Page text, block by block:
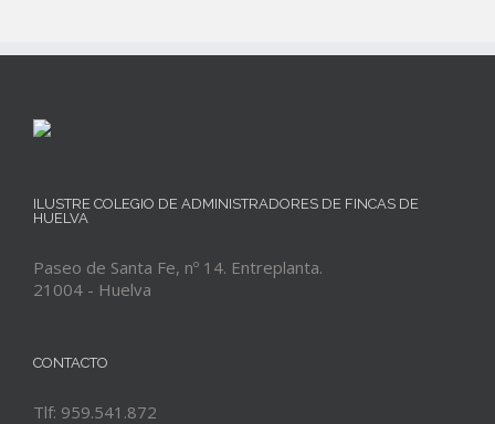
ILUSTRE COLEGIO DE ADMINISTRADORES DE FINCAS DE
HUELVA
Paseo de Santa Fe, nº 14. Entreplanta.
21004 - Huelva
CONTACTO
Tlf: 959.541.872